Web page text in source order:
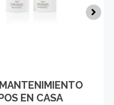
EN CASA